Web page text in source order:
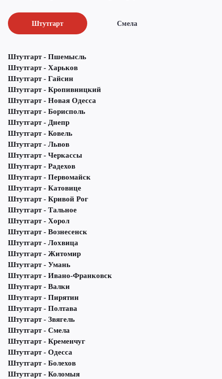
Штутгарт Смела
Штутгарт - Пшемысль
Штутгарт - Харьков
Штутгарт - Гайсин
Штутгарт - Кропивницкий
Штутгарт - Новая Одесса
Штутгарт - Борисполь
Штутгарт - Днепр
Штутгарт - Ковель
Штутгарт - Львов
Штутгарт - Черкассы
Штутгарт - Радехов
Штутгарт - Первомайск
Штутгарт - Катовице
Штутгарт - Кривой Рог
Штутгарт - Тальное
Штутгарт - Хорол
Штутгарт - Вознесенск
Штутгарт - Лохвица
Штутгарт - Житомир
Штутгарт - Умань
Штутгарт - Ивано-Франковск
Штутгарт - Валки
Штутгарт - Пирятин
Штутгарт - Полтава
Штутгарт - Звягель
Штутгарт - Смела
Штутгарт - Кременчуг
Штутгарт - Одесса
Штутгарт - Болехов
Штутгарт - Коломыя